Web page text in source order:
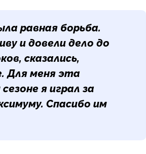
равная борьба.
и довели дело до
сказались,
Для меня эта
я играл за
Спасибо им